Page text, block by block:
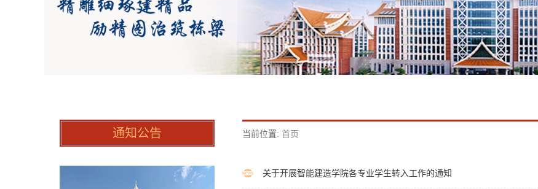
通知公告 当前位置: 首页
关于开展智能建造学院各专业学生转入工作的通知